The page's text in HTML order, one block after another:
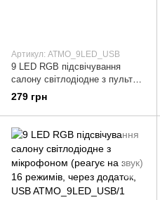
Артикул: ATMO_9LED_USB
9 LED RGB підсвічування
салону світлодіодне з пультом
та мікрофоном (реагує на звук)
16 режимів, USB
279 грн